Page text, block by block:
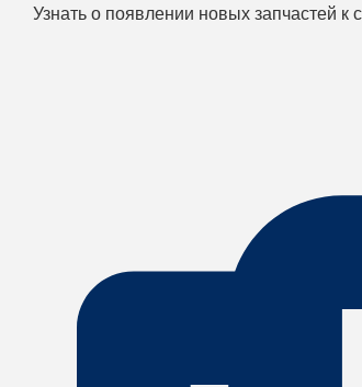
Узнать о появлении новых запчастей к